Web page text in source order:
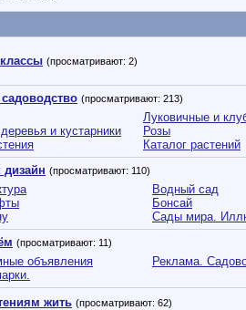
(просматривают: 2)
(просматривают: 213)
Луковичные и
и кустарники
Розы
Каталог растений
(просматривают: 110)
Водный сад
Бонсай
Сады мира.
(просматривают: 11)
объявления
Реклама.
жить (просматривают: 62)